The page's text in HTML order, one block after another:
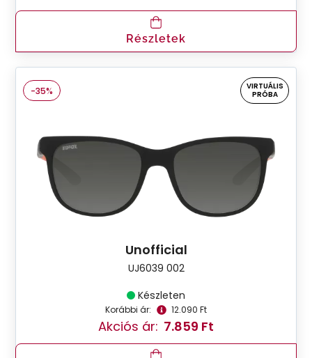
Részletek
-35%
VIRTUÁLIS
PRÓBA
Unofficial
UJ6039 002
Készleten
Korábbi ár: 12.090 Ft
Akciós ár: 7.859 Ft